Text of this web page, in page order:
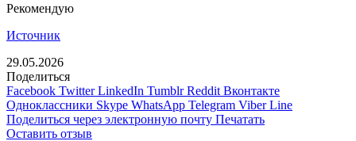
Рекомендую
Источник
29.05.2026
Поделиться
Facebook Twitter LinkedIn Tumblr Reddit Вконтакте
Одноклассники Skype WhatsApp Telegram Viber Line
Поделиться через электронную почту Печатать
Оставить отзыв